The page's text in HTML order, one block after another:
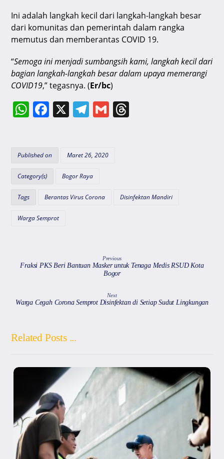
Ini adalah langkah kecil dari langkah-langkah besar
dari komunitas dan pemerintah dalam rangka
memutus dan memberantas COVID 19.
“Semoga ini menjadi sumbangsih kami, langkah kecil dari
bagian langkah-langkah besar dalam upaya memerangi
COVID19,” tegasnya. (Er/bc)
W
s
A
p
F
e
o
k
X T
gr
a
G
s
Published on Maret 26, 2020
Category(s) Bogor Raya
Tags Berantas Virus Corona Disinfektan Mandiri
Warga Semprot
Previous
Fraksi PKS Beri Bantuan Masker untuk Tenaga Medis RSUD Kota
Bogor
Next
Warga Cegah Corona Semprot Disinfektan di Setiap Sudut Lingkungan
Related Posts ...